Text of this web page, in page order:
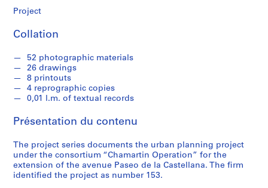
e
(
s
A
r
c
i
e
c
t
u
Project
Collation
52 photographic materials
26 drawings
8 printouts
4 reprographic copies
0,01 l.m. of textual records
Présentation du contenu
The project series documents the urban planning project
under the consortium “Chamartin Operation” for the
extension of the avenue Paseo de la Castellana. The firm
identified the project as number 153.